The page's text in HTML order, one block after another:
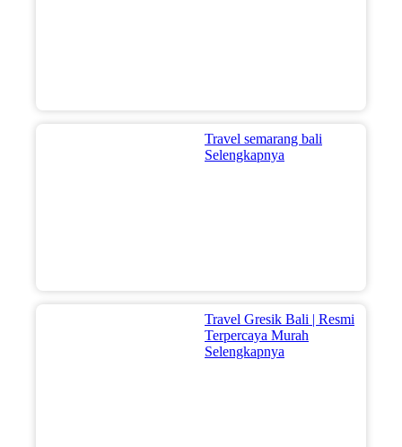
Travel semarang bali
Selengkapnya
Travel Gresik Bali | Resmi
Terpercaya Murah
Selengkapnya